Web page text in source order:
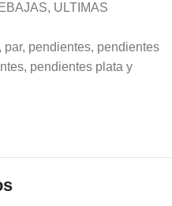
, ULTIMAS
, par, pendientes, pendientes
, pendientes plata y